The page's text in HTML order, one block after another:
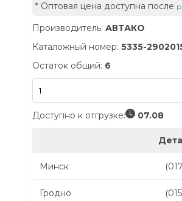
* Оптовая цена доступна после
Производитель: АВТАКО
Каталожный номер: 5335-
Остаток общий: 6
Доступно к отгрузке: 07.08
Минск
Гродно